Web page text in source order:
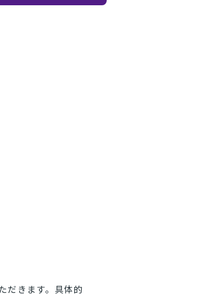
だきます。具体的